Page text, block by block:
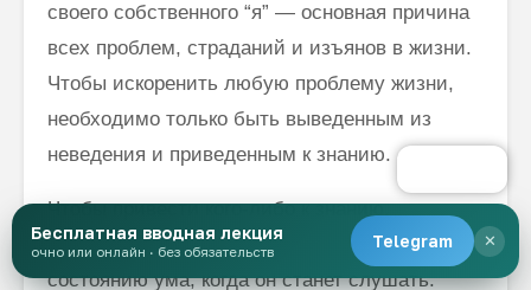
Бесплатная вводная лекция
очно или онлайн · без обязательств
Telegram ✕
своего собственного “я” — основная причина
всех проблем, страданий и изъянов в жизни.
Чтобы искоренить любую проблему жизни,
необходимо только быть выведенным из
неве­дения и приведенным к знанию.
Чтобы привести кого-либо к знанию,
необходимо сначала привести его к
состоянию ума, когда он станет слушать.